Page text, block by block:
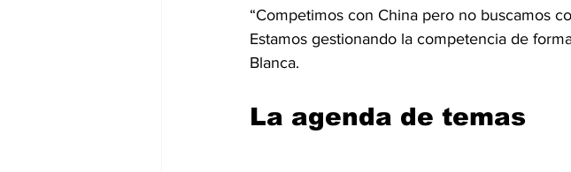
“Competimos con China pero no buscamos
Estamos gestionando la competencia de
Blanca.
La agenda de temas